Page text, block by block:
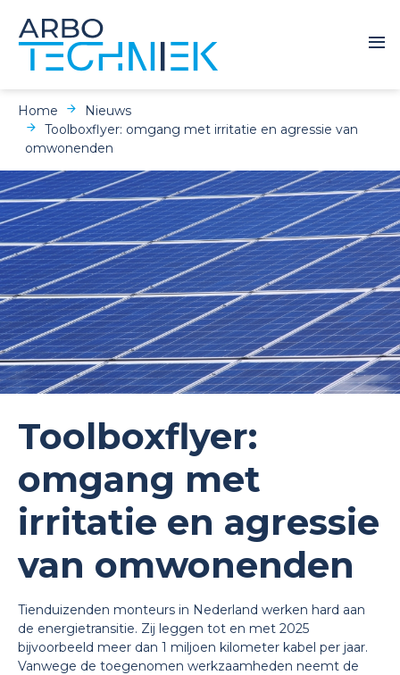
Home
Nieuws
Toolboxflyer: omgang met irritatie en agressie van
omwonenden
Toolboxflyer:
omgang met
irritatie en agressie
van omwonenden
Tienduizenden monteurs in Nederland werken hard aan
de energietransitie. Zij leggen tot en met 2025
bijvoorbeeld meer dan 1 miljoen kilometer kabel per jaar.
Vanwege de toegenomen werkzaamheden neemt de